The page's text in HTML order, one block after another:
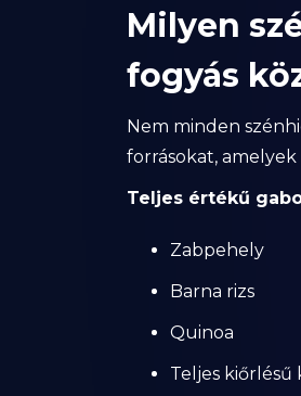
Milyen
fogyás
Nem minden
forrásokat,
Teljes értékű
Zabpehely
Barna rizs
Quinoa
Teljes kiőrlésű